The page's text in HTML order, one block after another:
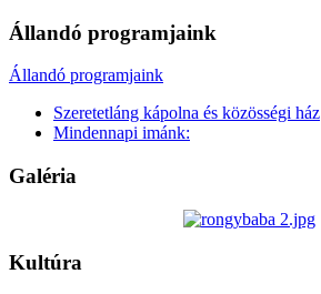
Állandó programjaink
Állandó programjaink
Szeretetláng kápolna és közösségi ház
Mindennapi imánk:
Galéria
Kultúra